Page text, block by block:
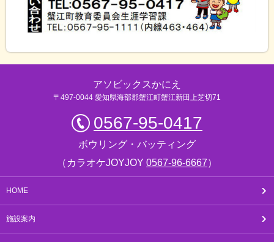
アソビックスかにえ
〒497-0044 愛知県海部郡蟹江町蟹江新田上芝切71
0567-95-0417
ボウリング・バッティング
（カラオケJOYJOY 0567-96-6667）
HOME
施設案内